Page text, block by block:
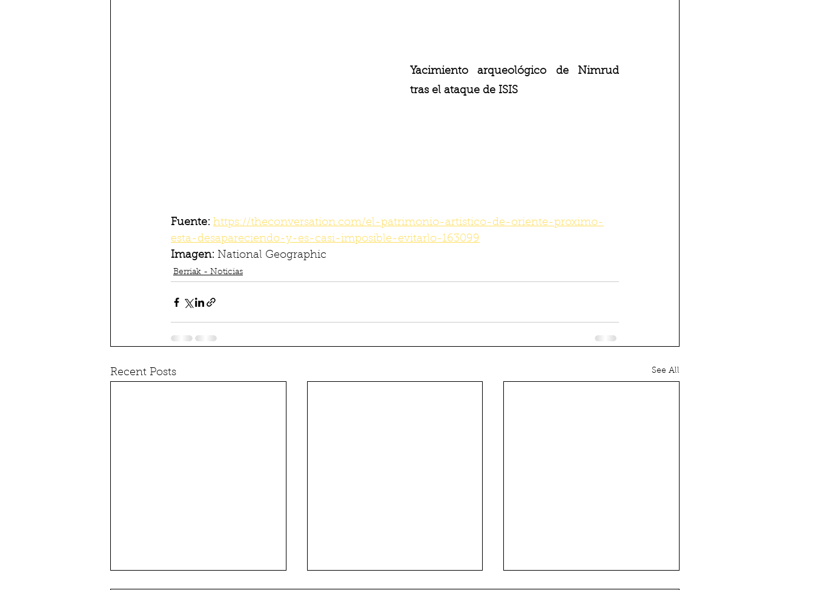
Yacimiento arqueológico de Nimrud
tras el ataque de ISIS
Fuente: https://theconversation.com/el-patrimonio-artistico-de-oriente-proximo-
esta-desapareciendo-y-es-casi-imposible-evitarlo-163099
Imagen: National Geographic
Berriak - Noticias
Recent Posts See All